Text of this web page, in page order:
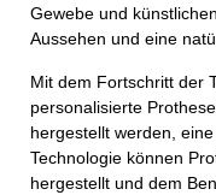
Gewebe und
Aussehen und eine
Mit dem Fortschritt der
personalisierte
hergestellt werden,
Technologie können
hergestellt und dem